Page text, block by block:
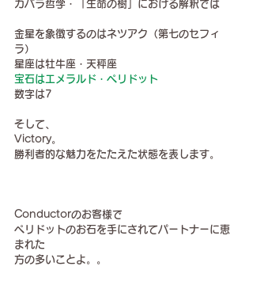
カバラ哲学・「生命の樹」における解釈では
金星を象徴するのはネツアク（第七のセフィ
ラ）
星座は牡牛座・天秤座
宝石はエメラルド・ペリドット
数字は7
そして、
Victory。
勝利者的な魅力をたたえた状態を表します。
Conductorのお客様で
ペリドットのお石を手にされてパートナーに恵
まれた
方の多いことよ。。